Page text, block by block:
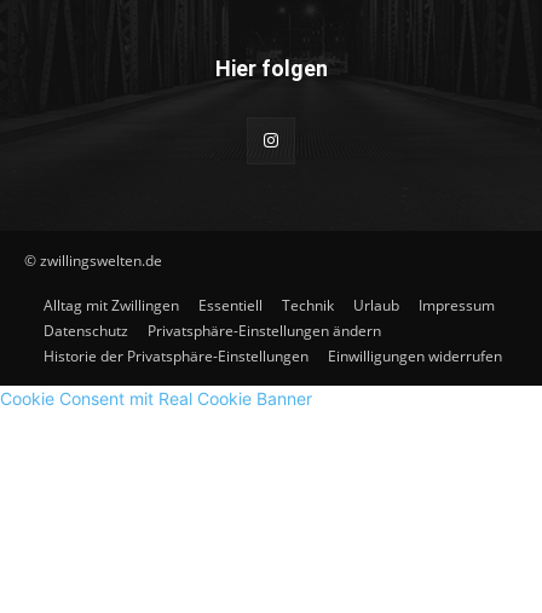
Hier folgen
© zwillingswelten.de
Alltag mit Zwillingen Essentiell Technik Urlaub
Impressum
Datenschutz
Privatsphäre-Einstellungen ändern
Historie der Privatsphäre-Einstellungen
Einwilligungen widerrufen
Cookie Consent mit Real Cookie Banner